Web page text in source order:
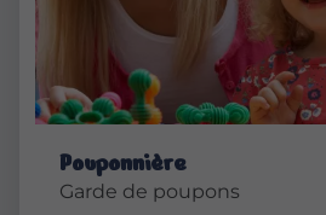
Pouponnière
Garde de poupons